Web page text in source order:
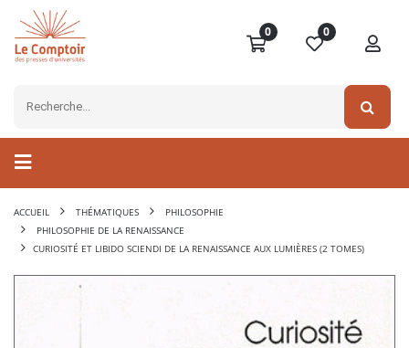
0 0
ACCUEIL THÉMATIQUES
PHILOSOPHIE
PHILOSOPHIE DE LA RENAISSANCE
CURIOSITÉ ET LIBIDO SCIENDI DE LA RENAISSANCE AUX LUMIÈRES (2 TOMES)